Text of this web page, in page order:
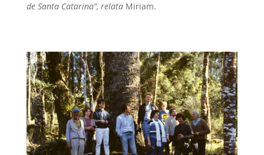
de Santa Catarina”, relataMiriam.